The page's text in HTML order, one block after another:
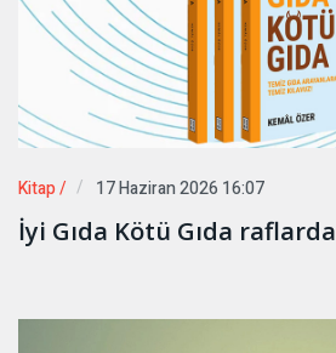
Kitap / 17 Haziran 2026 16:07
İyi Gıda Kötü Gıda raflarda